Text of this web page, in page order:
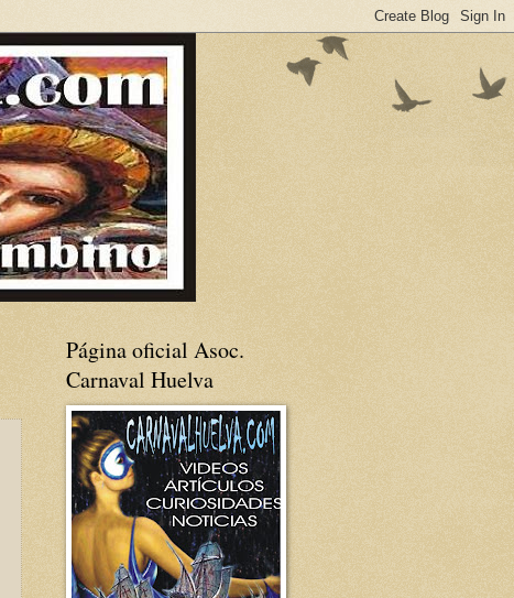
Página oficial Asoc.
Carnaval Huelva